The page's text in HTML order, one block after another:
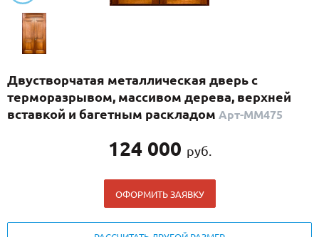
С реечным дизайном (29)
ПО НАЗНАЧЕНИЮ
ПО КОНСТРУКЦИИ
Двустворчатая металлическая дверь с
терморазрывом, массивом дерева, верхней
вставкой и багетным раскладом Арт-ММ475
124 000 руб.
ОФОРМИТЬ ЗАЯВКУ